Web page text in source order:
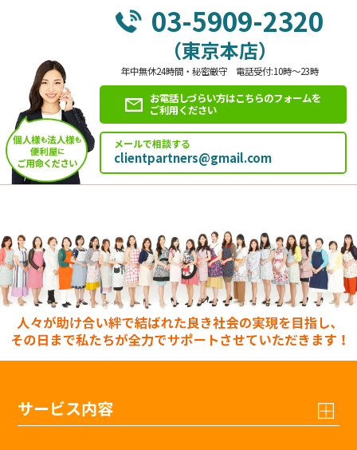
03-5909-2320
（東京本店）
年中無休24時間・秘密厳守 電話受付:10時～23時
お電話しづらい方はこちらのフォームを
ご利用ください
メールで相談する
clientpartners@gmail.com
サービス内容